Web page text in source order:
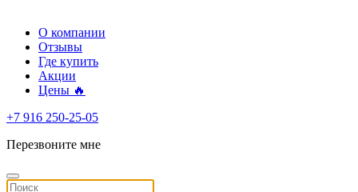
О компании
Отзывы
Где купить
Акции
Цены 🔥
+7 916 250-25-05
Перезвоните мне